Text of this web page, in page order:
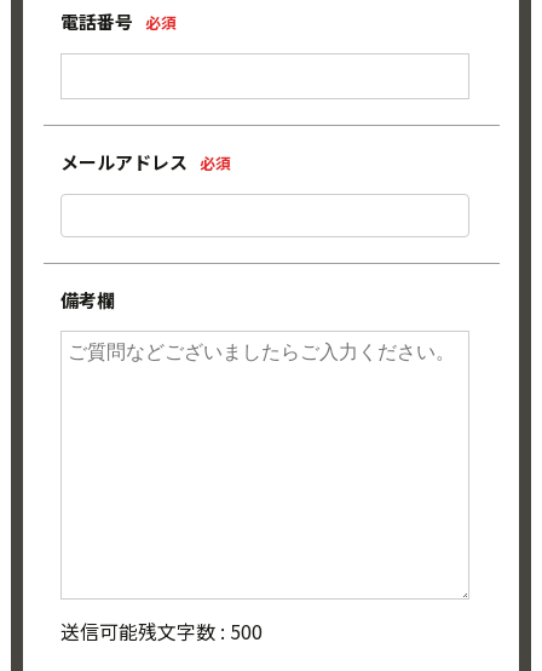
電話番号 必須
メールアドレス 必須
備考欄
送信可能残文字数 : 500